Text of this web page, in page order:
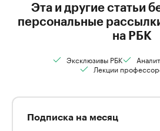
Эта и другие статьи
персональные
на РБК
Эксклюзивы РБК
Лекции
Подписка на месяц